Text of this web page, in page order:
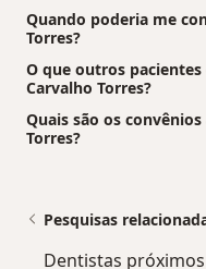
Quando poderia me
Torres?
O que outros
Carvalho Torres?
Quais são os
Torres?
Pesquisas
Dentistas próximos